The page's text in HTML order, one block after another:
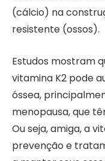
(cálcio) na
resistente (ossos).
Estudos mostram
vitamina K2 pode
óssea,
menopausa, que
Ou seja, amiga, a
prevenção e